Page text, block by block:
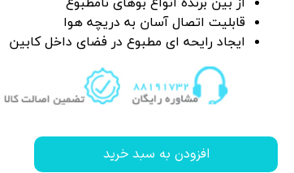
از بین برنده لکه آب
قابلیت اتصال آسان به دریچه هوا
ایجاد رایحه ای مطبوع در فضای داخل کابین
افزودن به سبد خرید